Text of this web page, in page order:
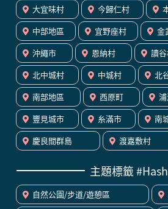
大宜味村
今歸仁村
中部地區
宜野座村 金
沖繩市
恩納村 讀
北中城村
中城村 北
南部地區
西原町
豐見城市
糸滿市 南
慶良間群島
渡嘉敷村
主題標籤
自然公園/步道/遊憩區